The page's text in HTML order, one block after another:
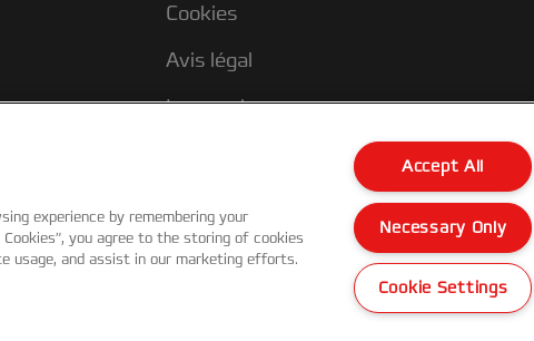
Cookies
Avis légal
Impression
experience by remembering your
you agree to the storing of cookies
usage, and assist in our marketing efforts.
Accept All
Necessary Only
Cookie Settings